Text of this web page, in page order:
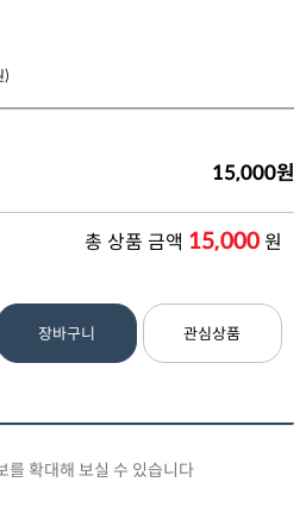
)
15,000원
총 상품 금액 15,000원
장바구니 관심상품
를 확대해 보실 수 있습니다